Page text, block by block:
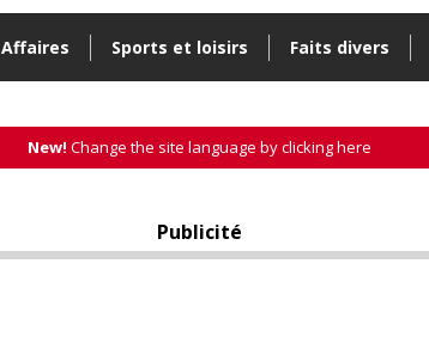
Affaires Sports et loisirs Faits divers
New! Change the site language by clicking here
Publicité